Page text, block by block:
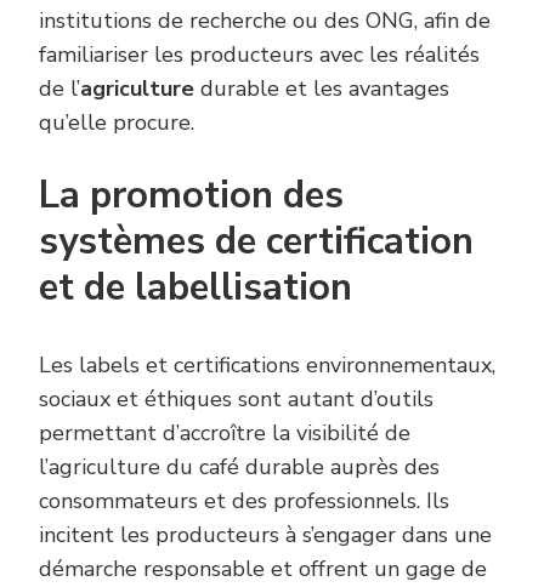
institutions de recherche ou des ONG, afin de
familiariser les producteurs avec les réalités
de l’agriculture durable et les avantages
qu’elle procure.
La promotion des
systèmes de certification
et de labellisation
Les labels et certifications environnementaux,
sociaux et éthiques sont autant d’outils
permettant d’accroître la visibilité de
l’agriculture du café durable auprès des
consommateurs et des professionnels. Ils
incitent les producteurs à s’engager dans une
démarche responsable et offrent un gage de